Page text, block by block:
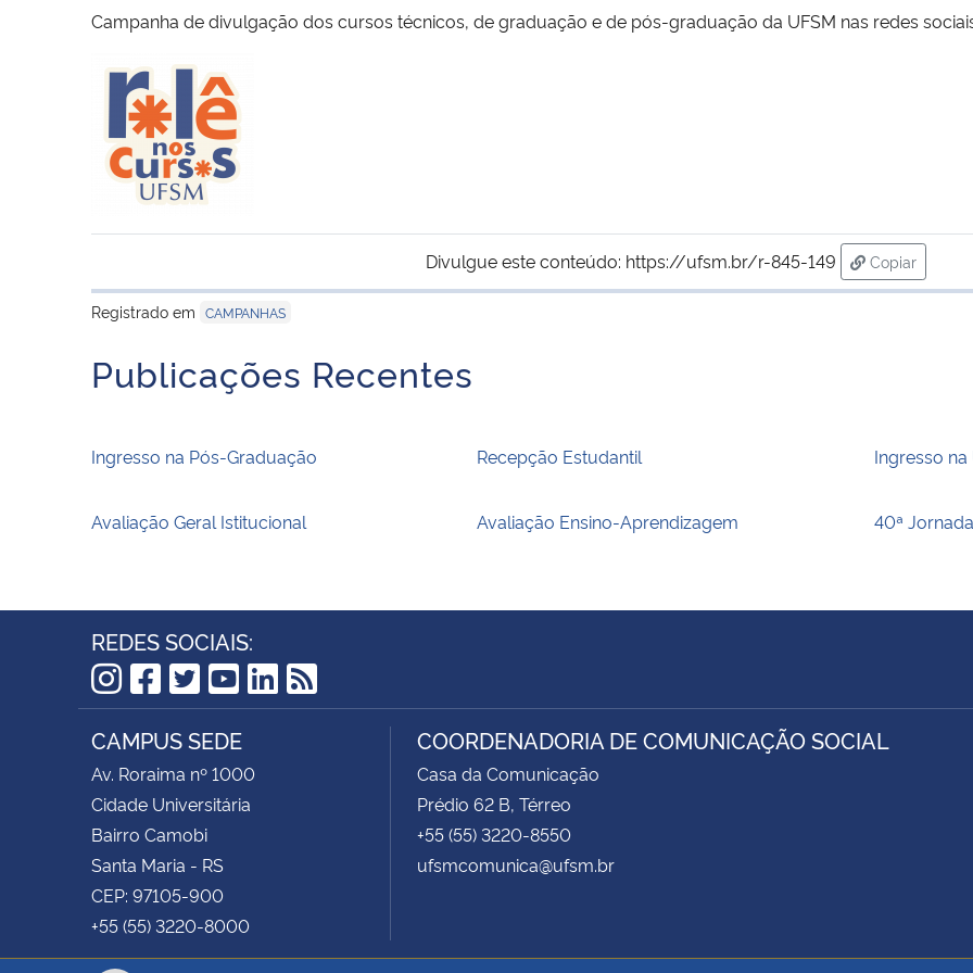
Campanha de divulgação dos cursos técnicos, de graduação e de pós-graduação da UFSM nas redes
Divulgue este conteúdo: https://ufsm.br/r-845-149
Copiar
para área
Registrado em CAMPANHAS
Publicações Recentes
Ingresso na Pós-Graduação Recepção Estudantil Ingresso na
Avaliação Geral Istitucional Avaliação Ensino-Aprendizagem 40ª
REDES SOCIAIS:
Instagram
Facebook
Twitter
YouTube
LinkedIn
RSS
CAMPUS SEDE
Av. Roraima nº 1000
Cidade Universitária
Bairro Camobi
Santa Maria - RS
CEP: 97105-900
+55 (55) 3220-8000
COORDENADORIA DE COMUNICAÇÃO SOCIAL
Casa da Comunicação
Prédio 62 B, Térreo
+55 (55) 3220-8550
ufsmcomunica@ufsm.br